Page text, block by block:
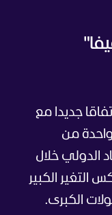
جديدا مع
من
الدولي خلال
تعكس التغير الكبير
الكبرى.